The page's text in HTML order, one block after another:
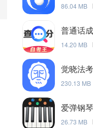
86.04 MB
普通话
14.20 MB
觉晓法考
230.13 MB
爱弹钢琴
26.73 MB